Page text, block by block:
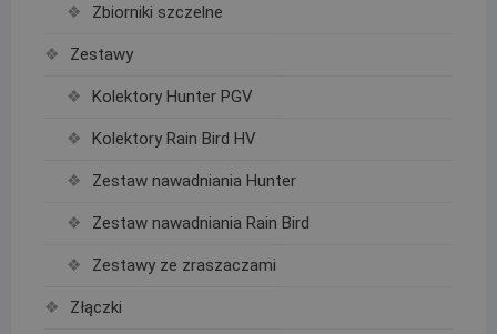
Zbiorniki szczelne
Zestawy
Kolektory Hunter PGV
Kolektory Rain Bird HV
Zestaw nawadniania Hunter
Zestaw nawadniania Rain Bird
Zestawy ze zraszaczami
Złączki